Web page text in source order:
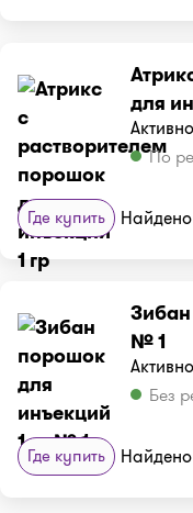
для
По
Где купить
№ 1
Без
Где купить